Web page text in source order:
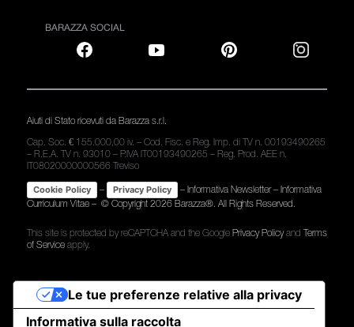
BARAZZA SOCIAL
Aiuti di Stato ricevuti da Barazza s.r.l.
Cap. Soc. € 155.000,00 iv. – Cod. Fisc. e Reg. Imp. di TV n. 00193490265
– R.E.A. TV n. 93010 – P.IVA IT00193490265 – Reg. Prod. AEE n.
IT08020000000566 Treviso
Cookie Policy – Privacy Policy – Informativa Newsletter– Informativa
Curriculum Vitae – © Copyright 2026 Barazza®. All Rights Reserved.
This site is protected by reCAPTCHA and the Google Privacy Policyand Terms
of Service apply.
Informativa sulla raccolta
Le tue preferenze relative alla privacy